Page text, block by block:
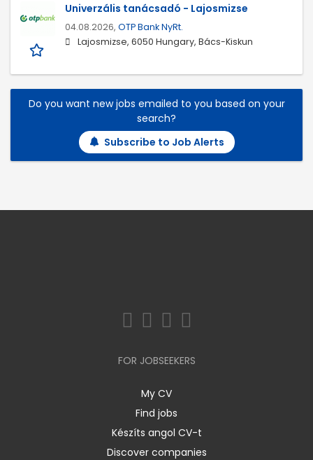
Univerzális tanácsadó - Lajosmizse
04.08.2026, OTP Bank NyRt.
Lajosmizse, 6050 Hungary, Bács-Kiskun
Do you want new jobs emailed to you based on your
search?
Subscribe to Job Alerts
FOR JOBSEEKERS
My CV
Find jobs
Készíts angol CV-t
Discover companies